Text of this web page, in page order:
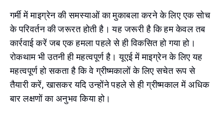
गर्मी में माइग्रेन की समस्याओं का मुकाबला करने के लिए एक सोच
के परिवर्तन की जरूरत होती है। यह जरूरी है कि हम केवल तब
कार्रवाई करें जब एक हमला पहले से ही विकसित हो गया हो।
रोकथाम भी उतनी ही महत्वपूर्ण है। यूएई में माइग्रेन के लिए यह
महत्वपूर्ण हो सकता है कि वे ग्रीष्मकालों के लिए सचेत रूप से
तैयारी करें, खासकर यदि उन्होंने पहले से ही ग्रीष्मकाल में अधिक
बार लक्षणों का अनुभव किया हो।